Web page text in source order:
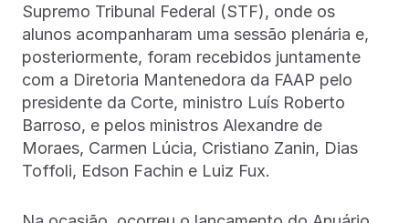
Supremo Tribunal Federal (STF), onde os
alunos acompanharam uma sessão plenária e,
posteriormente, foram recebidos juntamente
com a Diretoria Mantenedora da FAAP pelo
presidente da Corte, ministro Luís Roberto
Barroso, e pelos ministros Alexandre de
Moraes, Carmen Lúcia, Cristiano Zanin, Dias
Toffoli, Edson Fachin e Luiz Fux.